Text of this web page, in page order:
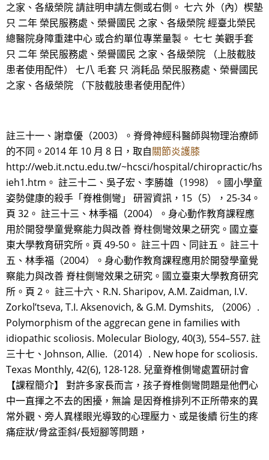
之家、各級榮院 請註明申請左側或右側。 七六 外（內）楔墊
只 二年 榮民服務處、榮譽國民 之家、各級榮院 經臺北榮民
總醫院身障重建中心 或合約單位專業量製。 七七 美觀手套
只 二年 榮民服務處、榮譽國民 之家、各級榮院 （上肢截肢
患者使用配件） 七八 毛套 只 消耗品 榮民服務處、榮譽國民
之家、各級榮院 （下肢截肢患者使用配件）
註三十一、謝章優（2003）。脊骨神經科醫師與物理治療師
的不同。2014 年 10 月 8 日，取自關節炎護膝
http://web.it.nctu.edu.tw/~hcsci/hospital/chiropractic/hs
ieh1.htm。 註三十二、吳子宏、李勝雄（1998）。國小學童
姿勢健康的殺手「脊椎側彎」 研習資訊，15（5），25-34。
頁 32。 註三十三、林季福（2004）。身心動作教育課程應
用於開發學童覺察能力與改善 脊柱側彎效果之研究。國立臺
東大學教育研究所。頁 49-50。 註三十四、同註五。 註三十
五、林季福（2004）。身心動作教育課程應用於開發學童覺
察能力與改善 脊柱側彎效果之研究。國立臺東大學教育研究
所。頁 2。 註三十六、R.N. Sharipov, A.M. Zaidman, I.V.
Zorkol’tseva, T.I. Aksenovich, & G.M. Dymshits, （2006）.
Polymorphism of the aggrecan gene in families with
idiopathic scoliosis. Molecular Biology, 40(3), 554–557. 註
三十七、Johnson, Allie.（2014）. New hope for scoliosis.
Texas Monthly, 42(6), 128-128. 兒童脊椎側彎處置研討會
【課程簡介】 對許多家長而言，孩子脊椎側彎問題是他們心
中一直揮之不去的困擾，無論 是因脊椎排列不正所帶來的異
常外觀、旁人異樣眼光導致的心理壓力、或是後續 衍生的疼
痛症狀/骨盆歪斜/長短腳等問題，